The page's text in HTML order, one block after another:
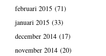
februari 2015 (71)
januari 2015 (33)
december 2014(17)
november 2014(20)